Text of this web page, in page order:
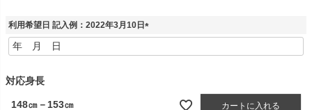
利用希望日 記入例：2022年3月10日
(
必
対応身長
148㎝－153㎝ カートに入れる